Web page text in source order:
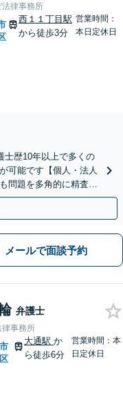
律事務所
西１１丁目駅
から徒歩3分
営業時間：
本日定休日
士歴10年以上で多くの
可能です【個人・法人
問題を多角的に精査し
メールで面談予約
弁護士
律事務所
大通駅 か
ら徒歩6分
営業時間：本
日定休日